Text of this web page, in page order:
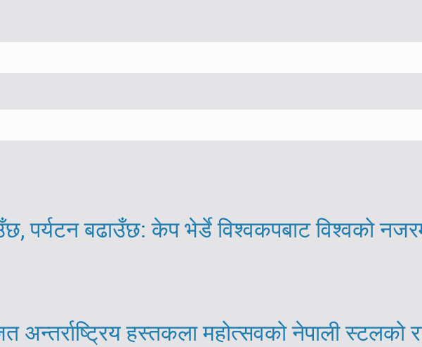
पर्यटन बढाउँछ: केप भेर्डे विश्वकपबाट विश्वको
अन्तर्राष्ट्रिय हस्तकला महोत्सवको नेपाली स्टलको